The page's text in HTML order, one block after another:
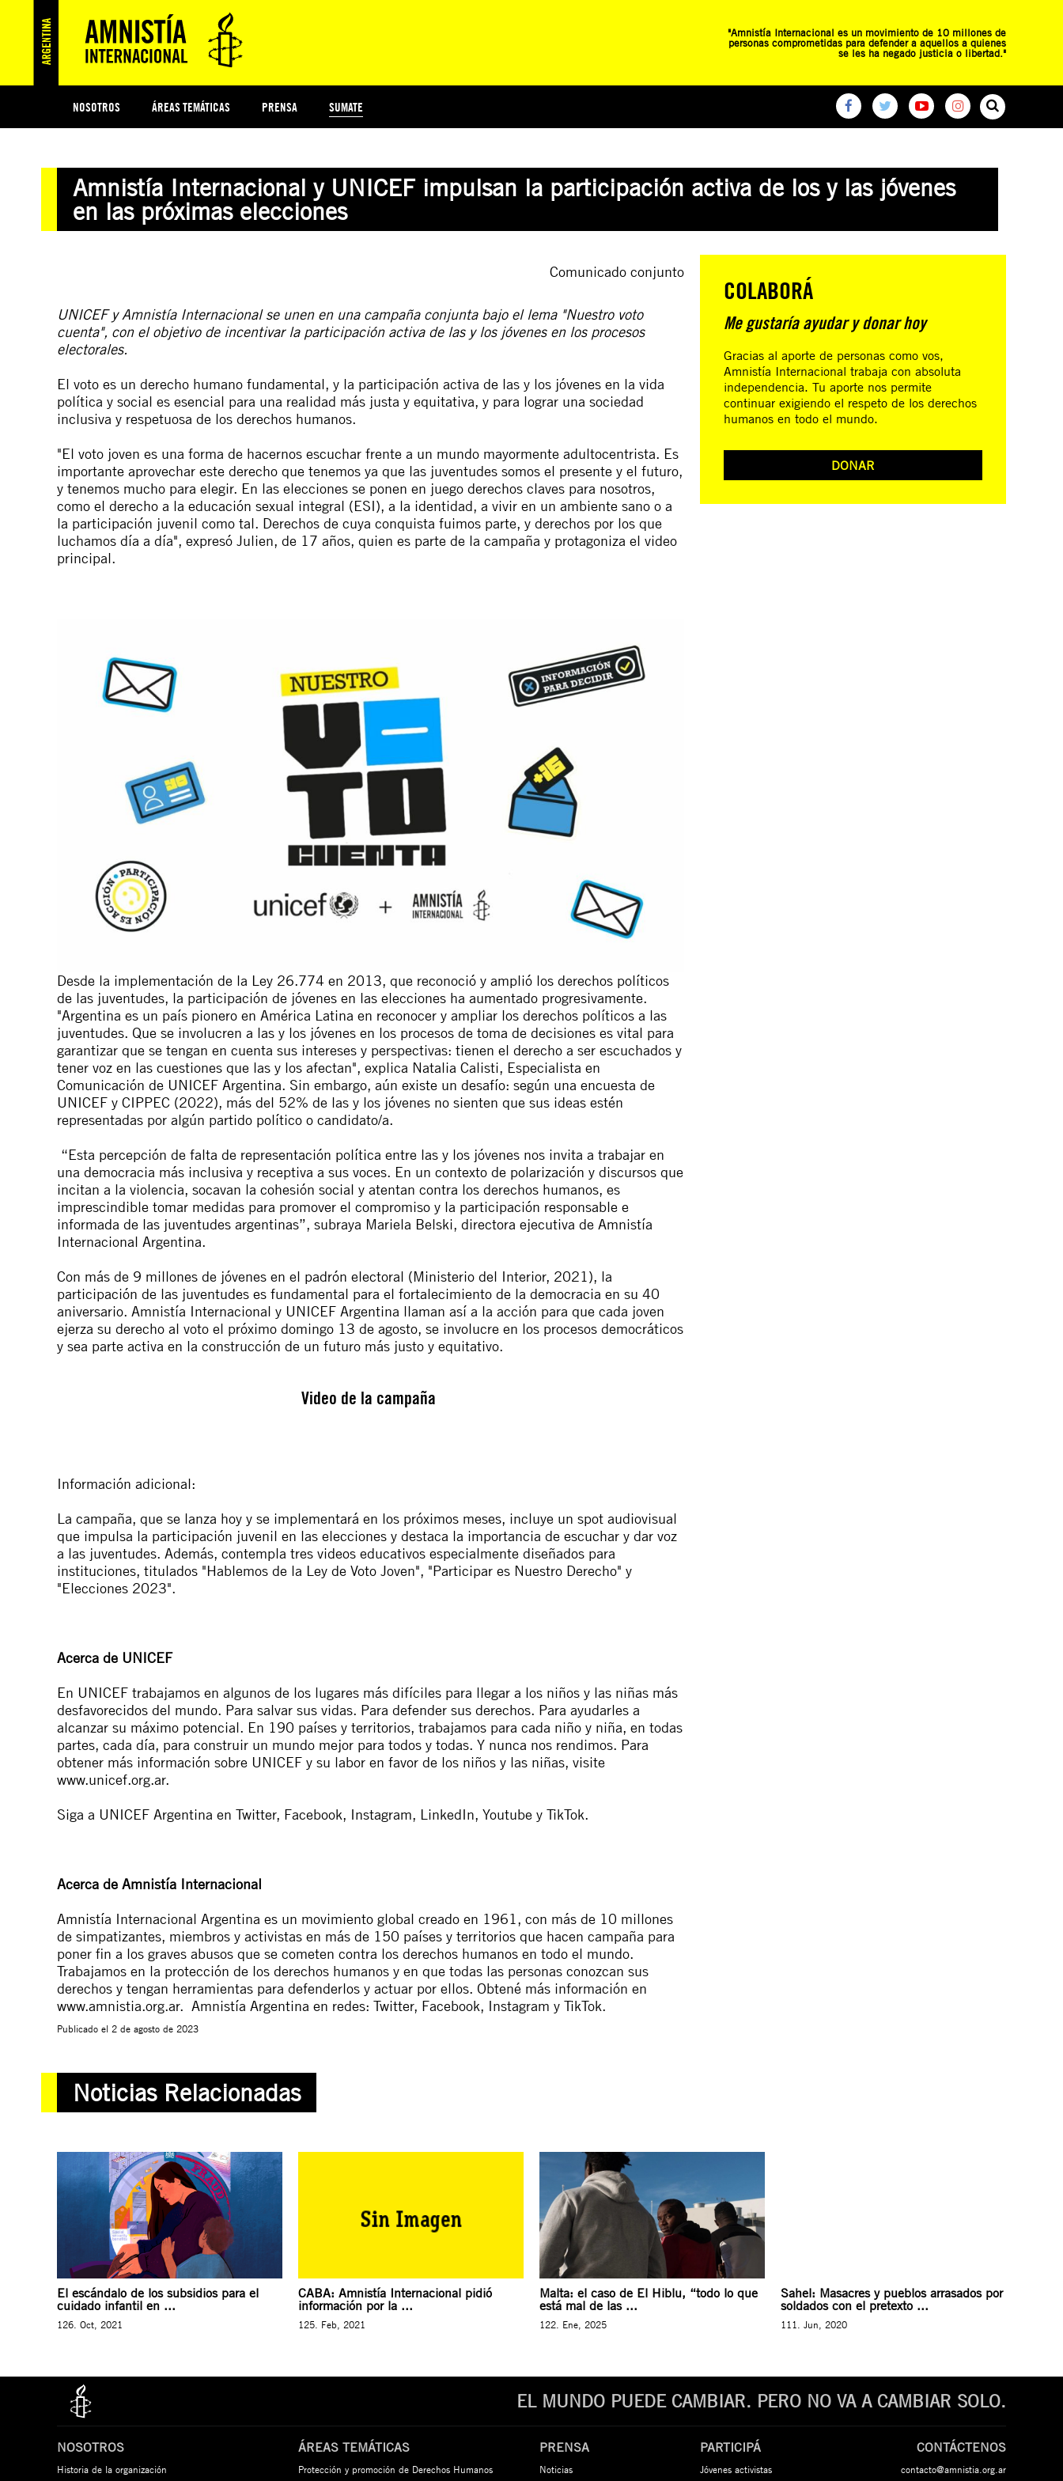
"Amnistía Internacional es un movimiento de 10 millones de
personas comprometidas para defender a aquellos a quienes
se les ha negado justicia o libertad."
NOSOTROS ÁREAS TEMÁTICAS PRENSA SUMATE
PREGUNTAS FRECUENTES
Amnistía Internacional y UNICEF impulsan la participación activa de los y las jóvenes
en las próximas elecciones
Comunicado conjunto
UNICEF y Amnistía Internacional se unen en una campaña conjunta bajo el lema "Nuestro voto
cuenta", con el objetivo de incentivar la participación activa de las y los jóvenes en los procesos
electorales.
El voto es un derecho humano fundamental, y la participación activa de las y los jóvenes en la vida
política y social es esencial para una realidad más justa y equitativa, y para lograr una sociedad
inclusiva y respetuosa de los derechos humanos.
"El voto joven es una forma de hacernos escuchar frente a un mundo mayormente adultocentrista. Es
importante aprovechar este derecho que tenemos ya que las juventudes somos el presente y el futuro,
y tenemos mucho para elegir. En las elecciones se ponen en juego derechos claves para nosotros,
como el derecho a la educación sexual integral (ESI), a la identidad, a vivir en un ambiente sano o a
la participación juvenil como tal. Derechos de cuya conquista fuimos parte, y derechos por los que
luchamos día a día", expresó Julien, de 17 años, quien es parte de la campaña y protagoniza el video
principal.
Desde la implementación de la Ley 26.774 en 2013, que reconoció y amplió los derechos políticos
de las juventudes, la participación de jóvenes en las elecciones ha aumentado progresivamente.
"Argentina es un país pionero en América Latina en reconocer y ampliar los derechos políticos a las
juventudes. Que se involucren a las y los jóvenes en los procesos de toma de decisiones es vital para
garantizar que se tengan en cuenta sus intereses y perspectivas: tienen el derecho a ser escuchados y
tener voz en las cuestiones que las y los afectan", explica Natalia Calisti, Especialista en
Comunicación de UNICEF Argentina. Sin embargo, aún existe un desafío: según una encuesta de
UNICEF y CIPPEC (2022), más del 52% de las y los jóvenes no sienten que sus ideas estén
representadas por algún partido político o candidato/a.
“Esta percepción de falta de representación política entre las y los jóvenes nos invita a trabajar en
una democracia más inclusiva y receptiva a sus voces. En un contexto de polarización y discursos que
incitan a la violencia, socavan la cohesión social y atentan contra los derechos humanos, es
imprescindible tomar medidas para promover el compromiso y la participación responsable e
informada de las juventudes argentinas”, subraya Mariela Belski, directora ejecutiva de Amnistía
Internacional Argentina.
Con más de 9 millones de jóvenes en el padrón electoral (Ministerio del Interior, 2021), la
participación de las juventudes es fundamental para el fortalecimiento de la democracia en su 40
aniversario. Amnistía Internacional y UNICEF Argentina llaman así a la acción para que cada joven
ejerza su derecho al voto el próximo domingo 13 de agosto, se involucre en los procesos democráticos
y sea parte activa en la construcción de un futuro más justo y equitativo.
Video de la campaña
Información adicional:
La campaña, que se lanza hoy y se implementará en los próximos meses, incluye un spot audiovisual
que impulsa la participación juvenil en las elecciones y destaca la importancia de escuchar y dar voz
a las juventudes. Además, contempla tres videos educativos especialmente diseñados para
instituciones, titulados "Hablemos de la Ley de Voto Joven", "Participar es Nuestro Derecho" y
"Elecciones 2023".
Acerca de UNICEF
En UNICEF trabajamos en algunos de los lugares más difíciles para llegar a los niños y las niñas más
desfavorecidos del mundo. Para salvar sus vidas. Para defender sus derechos. Para ayudarles a
alcanzar su máximo potencial. En 190 países y territorios, trabajamos para cada niño y niña, en todas
partes, cada día, para construir un mundo mejor para todos y todas. Y nunca nos rendimos. Para
obtener más información sobre UNICEF y su labor en favor de los niños y las niñas, visite
www.unicef.org.ar.
Siga a UNICEF Argentina en Twitter, Facebook, Instagram, LinkedIn, Youtube y TikTok.
Acerca de Amnistía Internacional
Amnistía Internacional Argentina es un movimiento global creado en 1961, con más de 10 millones
de simpatizantes, miembros y activistas en más de 150 países y territorios que hacen campaña para
poner fin a los graves abusos que se cometen contra los derechos humanos en todo el mundo.
Trabajamos en la protección de los derechos humanos y en que todas las personas conozcan sus
derechos y tengan herramientas para defenderlos y actuar por ellos. Obtené más información en
www.amnistia.org.ar. Amnistía Argentina en redes: Twitter, Facebook, Instagram y TikTok.
Publicado el 2 de agosto de 2023
COLABORÁ
Me gustaría ayudar y donar hoy
Gracias al aporte de personas como vos,
Amnistía Internacional trabaja con absoluta
independencia. Tu aporte nos permite
continuar exigiendo el respeto de los derechos
humanos en todo el mundo.
DONAR
Noticias Relacionadas
El escándalo de los subsidios para el
cuidado infantil en ...
126. Oct, 2021
CABA: Amnistía Internacional pidió
información por la ...
125. Feb, 2021
Malta: el caso de El Hiblu, “todo lo que
está mal de las ...
122. Ene, 2025
Sahel: Masacres y pueblos arrasados por
soldados con el pretexto ...
111. Jun, 2020
EL MUNDO PUEDE CAMBIAR. PERO NO VA A CAMBIAR SOLO.
NOSOTROS
Historia de la organización
ÁREAS TEMÁTICAS
Protección y promoción de Derechos Humanos
PRENSA
Noticias
PARTICIPÁ
Jóvenes activistas
CONTÁCTENOS
contacto@amnistia.org.ar